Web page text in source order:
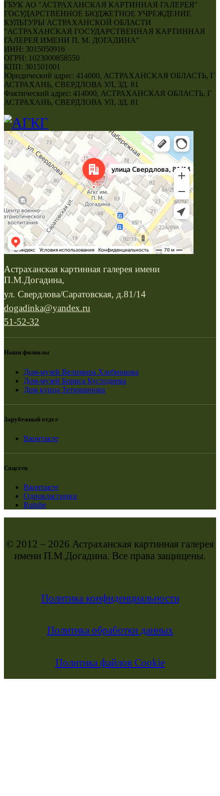
ГБУК АО "АСТРАХАНСКАЯ КАРТИННАЯ ГАЛЕРЕЯ"
ГОСУДАРСТВЕННОЕ БЮДЖЕТНОЕ УЧРЕЖДЕНИЕ
КУЛЬТУРЫ АСТРАХАНСКОЙ ОБЛАСТИ
"АСТРАХАНСКАЯ ГОСУДАРСТВЕННАЯ КАРТИННАЯ
ГАЛЕРЕЯ ИМЕНИ П. М. ДОГАДИНА"
ИНН: 3015050916
ОГРН: 1023000858550
КПП: 301501001
Юридический адрес: 414000, АСТРАХАНСКАЯ ОБЛАСТЬ, Г
АСТРАХАНЬ, СВЕРДЛОВА УЛ, ЗД. 81
Фактический адрес: 414000, АСТРАХАНСКАЯ ОБЛАСТЬ, Г
АСТРАХАНЬ, СВЕРДЛОВА УЛ, ЗД. 81
Астраханская картинная галерея имени
П.М.Догадина,
ул. Свердлова/Саратовская, д.81/14
dogadinka@yandex.ru
51-52-32
Наши филиалы
Дом-музей Велимира Хлебникова
Дом-музей Бориса Кустодиева
Дом купца Тетюшинова
Зарубежный отдел
Вконтакте
Соцсети
Вконтакте
Одноклассники
Rutube
© 2012 – 2026 Астраханская картинная галерея
имени П.М.Догадина. Все права защищены.
Политика конфиденциальности
Политика обработки данных
Политика файлов Cookie